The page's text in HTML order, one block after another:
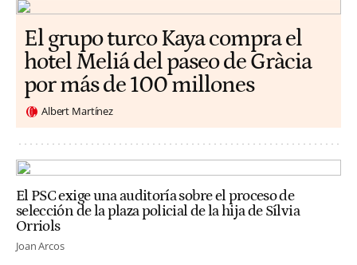
El grupo turco Kaya compra el
hotel Meliá del paseo de Gràcia
por más de 100 millones
Albert Martínez
El PSC exige una auditoría sobre el proceso de
selección de la plaza policial de la hija de Sílvia
Orriols
Joan Arcos